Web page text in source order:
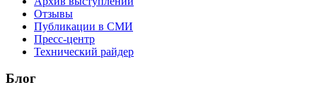
Отзывы
Публикации в СМИ
Пресс-центр
Технический райдер
Блог